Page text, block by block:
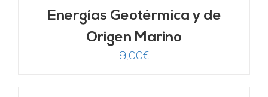
Energías Geotérmica y de
Origen Marino
9,00€